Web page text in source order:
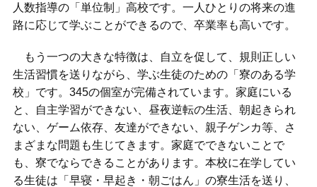
人数指導の「単位制」高校です。一人ひとりの将来の進
路に応じて学ぶことができるので、卒業率も高いです。
もう一つの大きな特徴は、自立を促して、規則正しい
生活習慣を送りながら、学ぶ生徒のための「寮のある学
校」です。345の個室が完備されています。家庭にいる
と、自主学習ができない、昼夜逆転の生活、朝起きられ
ない、ゲーム依存、友達ができない、親子ゲンカ等、さ
まざまな問題も生じてきます。家庭でできないことで
も、寮でならできることがあります。本校に在学してい
る生徒は「早寝・早起き・朝ごはん」の寮生活を送り、